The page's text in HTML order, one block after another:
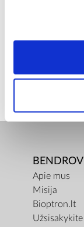
BENDRAS
0,09
Apie mus
Misija
Bioptron.lt